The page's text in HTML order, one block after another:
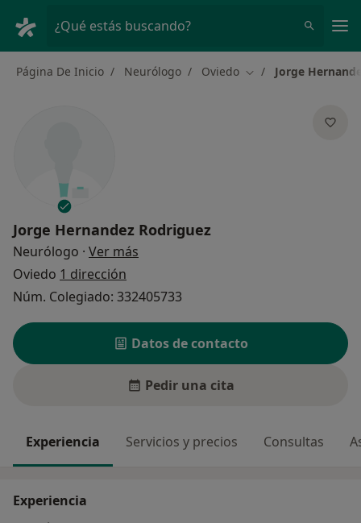
¿Qué estás buscando?
Página De Inicio Neurólogo Oviedo Cambiar de ciudad
Jorge
Jorge Hernandez Rodriguez
Neurólogo · Ver más
Oviedo 1 dirección
Núm. Colegiado: 332405733
Datos de contacto
Pedir una cita
Experiencia Servicios y precios Consultas
Experiencia